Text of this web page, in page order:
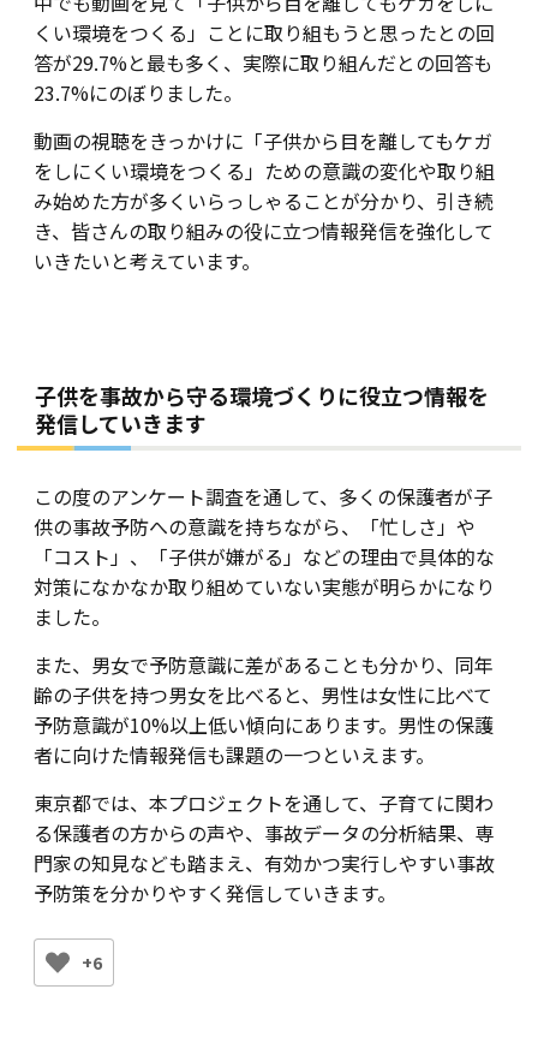
くい環境をつくる」ことに取り組もうと思ったとの回
答が29.7%と最も多く、実際に取り組んだとの回答も
23.7%にのぼりました。
動画の視聴をきっかけに「子供から目を離してもケガ
をしにくい環境をつくる」ための意識の変化や取り組
み始めた方が多くいらっしゃることが分かり、引き続
き、皆さんの取り組みの役に立つ情報発信を強化して
いきたいと考えています。
子供を事故から守る環境づくりに役立つ情報を
発信していきます
この度のアンケート調査を通して、多くの保護者が子
供の事故予防への意識を持ちながら、「忙しさ」や
「コスト」、「子供が嫌がる」などの理由で具体的な
対策になかなか取り組めていない実態が明らかになり
ました。
また、男女で予防意識に差があることも分かり、同年
齢の子供を持つ男女を比べると、男性は女性に比べて
予防意識が10%以上低い傾向にあります。男性の保護
者に向けた情報発信も課題の一つといえます。
東京都では、本プロジェクトを通して、子育てに関わ
る保護者の方からの声や、事故データの分析結果、専
門家の知見なども踏まえ、有効かつ実行しやすい事故
予防策を分かりやすく発信していきます。
+6